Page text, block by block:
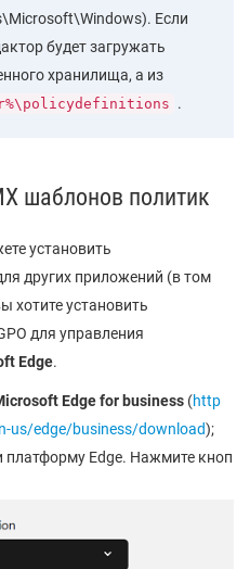
Если
будет загружать
хранилища, а из
.
шаблонов политик
установить
других приложений (в том
хотите установить
для управления
Edge.
Edge for business (http
us/edge/business/download);
платформу Edge. Нажмите кноп